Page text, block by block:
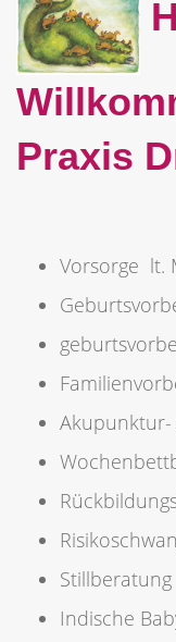
Praxis
Vorsorge lt.
Stillberatung
Indische